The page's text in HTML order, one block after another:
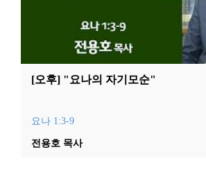
[오후] "요나의 자기모순"
요나 1:3-9
전용호 목사